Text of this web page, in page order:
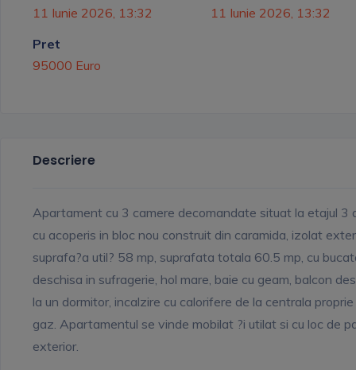
11 Iunie 2026, 13:32
11 Iunie 2026, 13:32
Pret
95000 Euro
Descriere
Apartament cu 3 camere decomandate situat la etajul 3
cu acoperis in bloc nou construit din caramida, izolat
suprafa?a util? 58 mp, suprafata totala 60.5 mp, cu
deschisa in sufragerie, hol mare, baie cu geam, balcon
la un dormitor, incalzire cu calorifere de la centrala
gaz. Apartamentul se vinde mobilat ?i utilat si cu loc de
exterior.